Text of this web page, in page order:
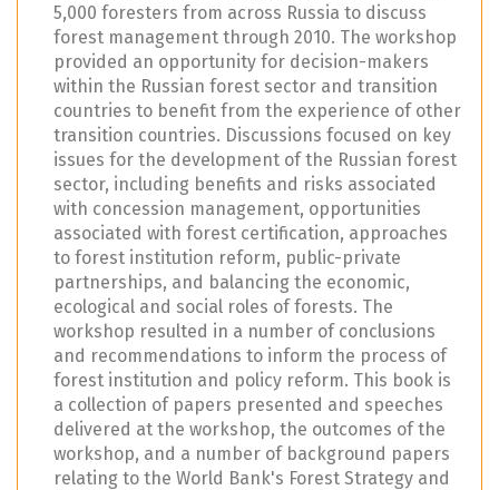
5,000 foresters from across Russia to discuss
forest management through 2010. The workshop
provided an opportunity for decision-makers
within the Russian forest sector and transition
countries to benefit from the experience of other
transition countries. Discussions focused on key
issues for the development of the Russian forest
sector, including benefits and risks associated
with concession management, opportunities
associated with forest certification, approaches
to forest institution reform, public-private
partnerships, and balancing the economic,
ecological and social roles of forests. The
workshop resulted in a number of conclusions
and recommendations to inform the process of
forest institution and policy reform. This book is
a collection of papers presented and speeches
delivered at the workshop, the outcomes of the
workshop, and a number of background papers
relating to the World Bank's Forest Strategy and